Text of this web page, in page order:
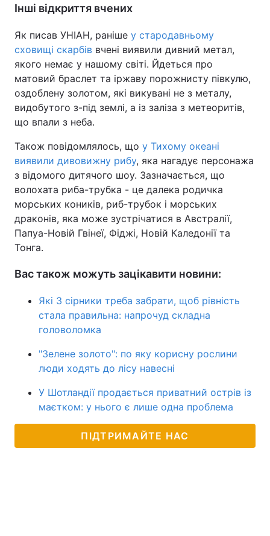
Інші відкриття вчених
Як писав УНІАН, раніше у стародавньому
сховищі скарбів вчені виявили дивний метал,
якого немає у нашому світі. Йдеться про
матовий браслет та іржаву порожнисту півкулю,
оздоблену золотом, які викувані не з металу,
видобутого з-під землі, а із заліза з метеоритів,
що впали з неба.
Також повідомлялось, що у Тихому океані
виявили дивовижну рибу, яка нагадує персонажа
з відомого дитячого шоу. Зазначається, що
волохата риба-трубка - це далека родичка
морських коників, риб-трубок і морських
драконів, яка може зустрічатися в Австралії,
Папуа-Новій Гвінеї, Фіджі, Новій Каледонії та
Тонга.
Вас також можуть зацікавити новини:
Які 3 сірники треба забрати, щоб рівність
стала правильна: напрочуд складна
головоломка
"Зелене золото": по яку корисну рослини
люди ходять до лісу навесні
У Шотландії продається приватний острів із
маєтком: у нього є лише одна проблема
ПІДТРИМАЙТЕ НАС